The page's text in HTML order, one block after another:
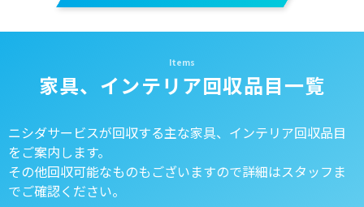
家具、インテリア回収品目一覧
ニシダサービスが回収する主な家具、インテリア回収品目
をご案内します。
その他回収可能なものもございますので詳細はスタッフま
でご確認ください。